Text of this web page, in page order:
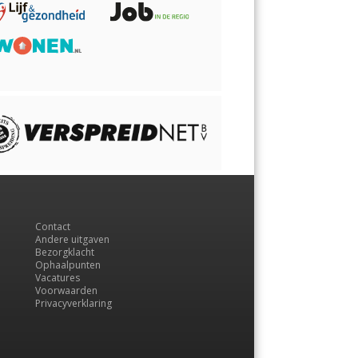
Contact
Andere uitgaven
Bezorgklacht
Ophaalpunten
Vacatures
Voorwaarden
Privacyverklaring